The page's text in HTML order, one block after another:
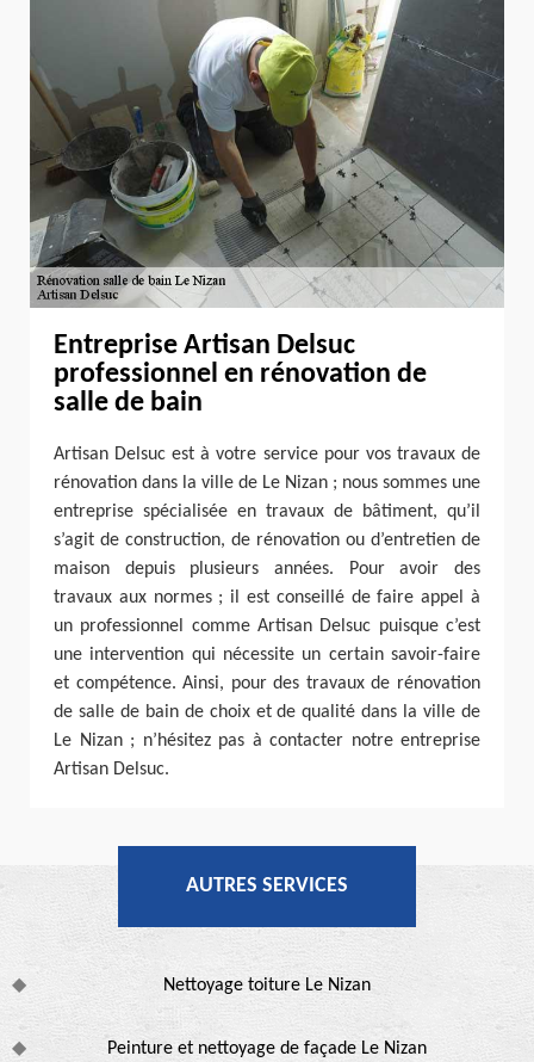
Entreprise Artisan Delsuc
professionnel en rénovation de
salle de bain
Artisan Delsuc est à votre service pour vos travaux de
rénovation dans la ville de Le Nizan ; nous sommes une
entreprise spécialisée en travaux de bâtiment, qu’il
s’agit de construction, de rénovation ou d’entretien de
maison depuis plusieurs années. Pour avoir des
travaux aux normes ; il est conseillé de faire appel à
un professionnel comme Artisan Delsuc puisque c’est
une intervention qui nécessite un certain savoir-faire
et compétence. Ainsi, pour des travaux de rénovation
de salle de bain de choix et de qualité dans la ville de
Le Nizan ; n’hésitez pas à contacter notre entreprise
Artisan Delsuc.
AUTRES SERVICES
Nettoyage toiture Le Nizan
Peinture et nettoyage de façade Le Nizan